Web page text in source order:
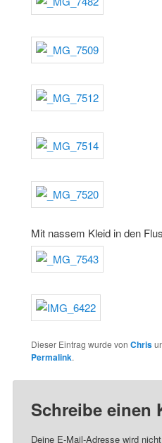
Mit nassem Kleid in den
Dieser Eintrag wurde von Chris
Permalink.
Schreibe einen
Deine E-Mail-Adresse wird